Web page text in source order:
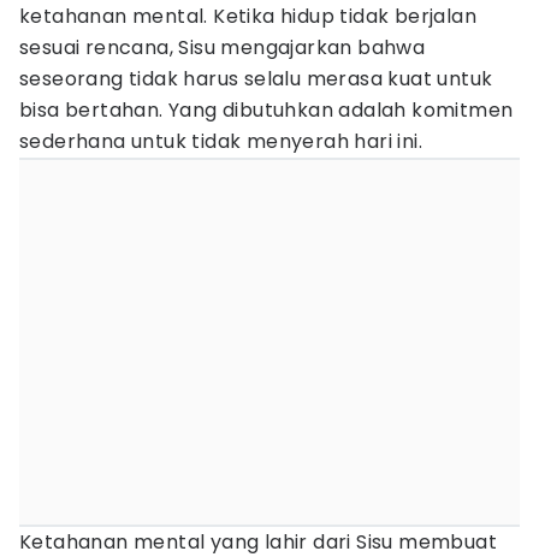
ketahanan mental. Ketika hidup tidak berjalan
sesuai rencana, Sisu mengajarkan bahwa
seseorang tidak harus selalu merasa kuat untuk
bisa bertahan. Yang dibutuhkan adalah komitmen
sederhana untuk tidak menyerah hari ini.
Ketahanan mental yang lahir dari Sisu membuat